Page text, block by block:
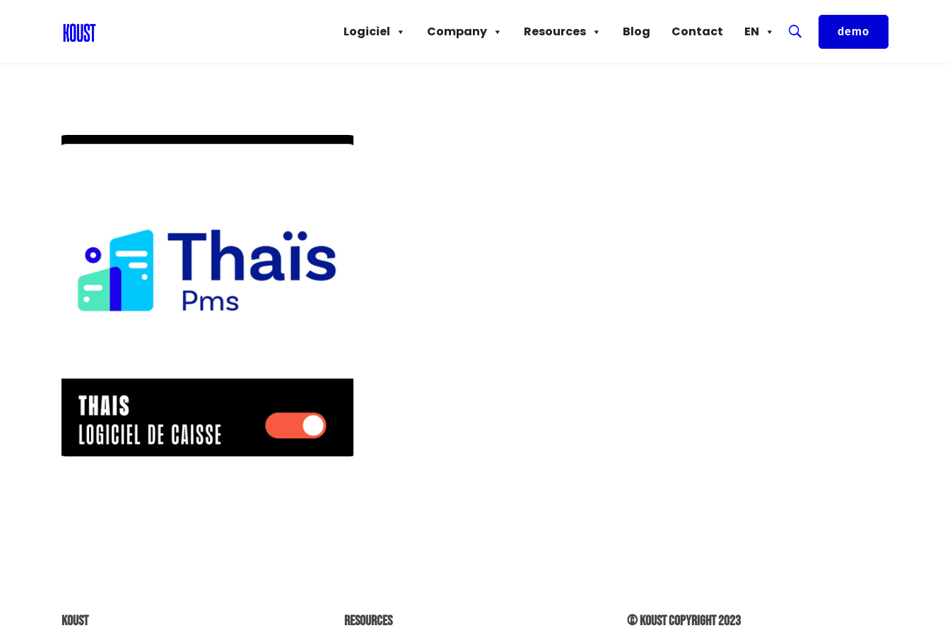
EN
Contact
Blog
Resources
Company
Logiciel demo
Koust Resources © Koust Copyright 2023